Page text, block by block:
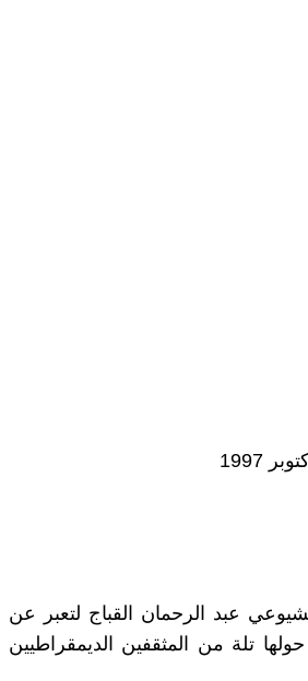
عبد الرحمان القباج لتعبر عن
تلة من المثقفين الديمقراطيين